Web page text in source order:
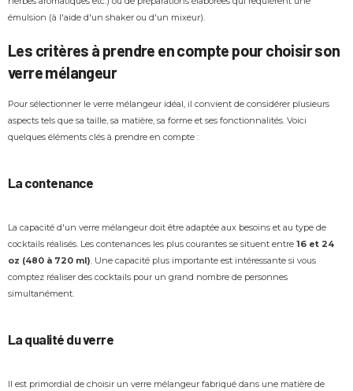
émulsion (à l'aide d'un shaker ou d'un mixeur).
Les critères à prendre en compte pour choisir son
verre mélangeur
Pour sélectionner le verre mélangeur idéal, il convient de considérer plusieurs
aspects tels que sa taille, sa matière, sa forme et ses fonctionnalités. Voici
quelques éléments clés à prendre en compte :
La contenance
La capacité d'un verre mélangeur doit être adaptée aux besoins et au type de
cocktails réalisés. Les contenances les plus courantes se situent entre 16 et 24
oz (480 à 720 ml). Une capacité plus importante est intéressante si vous
comptez réaliser des cocktails pour un grand nombre de personnes
simultanément.
La qualité du verre
Il est primordial de choisir un verre mélangeur fabriqué dans une matière de